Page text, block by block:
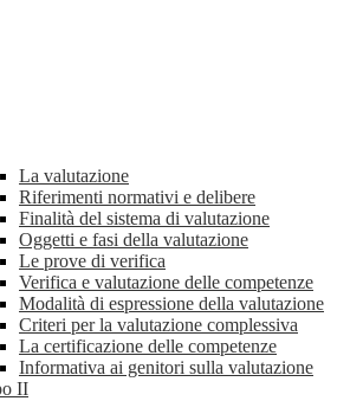
La valutazione
Riferimenti normativi e delibere
Finalità del sistema di valutazione
Oggetti e fasi della valutazione
Le prove di verifica
Verifica e valutazione delle competenze
Modalità di espressione della valutazione
Criteri per la valutazione complessiva
La certificazione delle competenze
Informativa ai genitori sulla valutazione
II